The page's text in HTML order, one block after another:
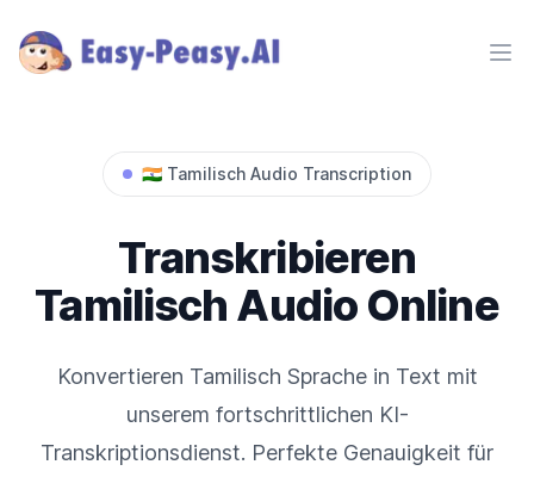
🇮🇳 Tamilisch Audio Transcription
Transkribieren
Tamilisch Audio Online
Konvertieren Tamilisch Sprache in Text mit
unserem fortschrittlichen KI-
Transkriptionsdienst. Perfekte Genauigkeit für